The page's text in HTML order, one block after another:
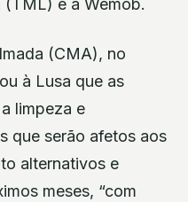
e a Wemob.
(CMA), no
à Lusa que as
limpeza e
que serão afetos aos
alternativos e
meses, “com